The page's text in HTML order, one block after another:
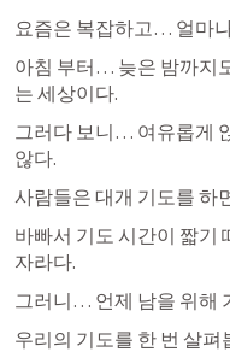
요즘은 복잡하고… 얼마
아침 부터… 늦은 밤까지
는 세상이다.
그러다 보니… 여유롭게
않다.
사람들은 대개 기도를
바빠서 기도 시간이 짧기
자라다.
그러니… 언제 남을 위해
우리의 기도를 한 번 살펴